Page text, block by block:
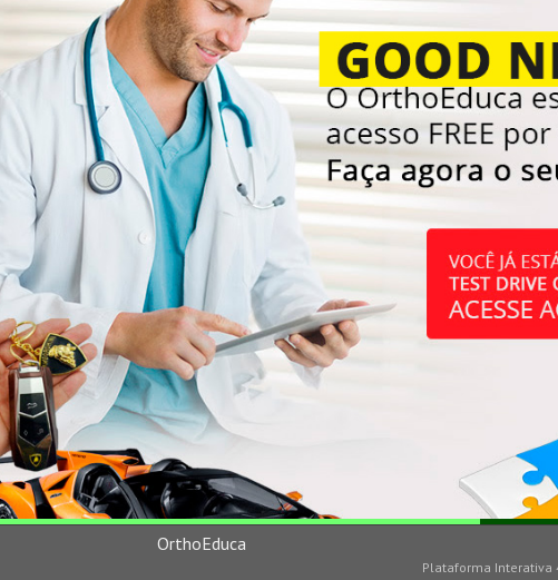
OrthoEduca
Plataforma Interativa